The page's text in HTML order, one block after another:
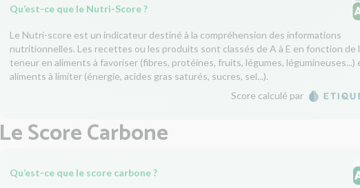
Qu’est-ce que le Nutri-Score ?
Le Nutri-score est un indicateur destiné à la compréhension des informations
nutritionnelles. Les recettes ou les produits sont classés de A à E en fonction de
teneur en aliments à favoriser (fibres, protéines, fruits, légumes, légumineuses...)
aliments à limiter (énergie, acides gras saturés, sucres, sel...).
Score calculé par
Le Score Carbone
Qu’est-ce que le score carbone ?